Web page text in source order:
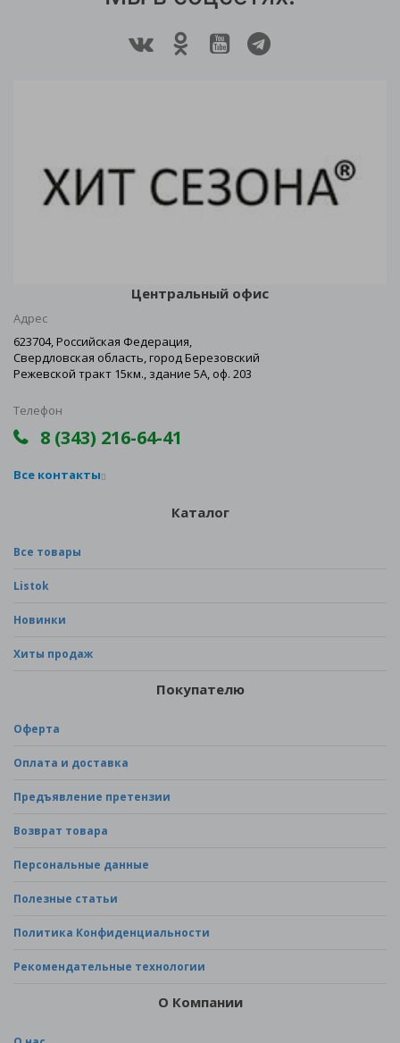
Центральный офис
Адрес
623704, Российская Федерация,
Свердловская область, город Березовский
Режевской тракт 15км., здание 5А, оф. 203
Телефон
8 (343) 216-64-41
Все контакты
Каталог
Все товары
Listok
Новинки
Хиты продаж
Покупателю
Оферта
Оплата и доставка
Предъявление претензии
Возврат товара
Персональные данные
Полезные статьи
Политика Конфиденциальности
Рекомендательные технологии
О Компании